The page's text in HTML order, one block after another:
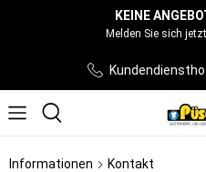
KEINE
Melden Sie sich
Informationen Kontakt